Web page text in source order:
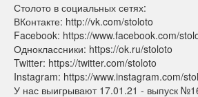
Столото в социальных сетях:
ВКонтакте: http://vk.com/stoloto​
Facebook: https://www.facebook.com/
Одноклассники: https://ok.ru/stoloto​
Twitter: https://twitter.com/stoloto​
Instagram: https://www.instagram.com/
У нас выигрывают 17.01.21 - выпуск